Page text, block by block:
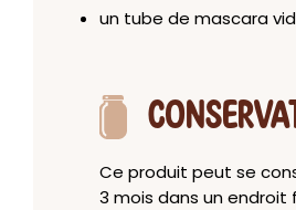
un tube de mascara
Ce produit peut se
3 mois dans un endroit